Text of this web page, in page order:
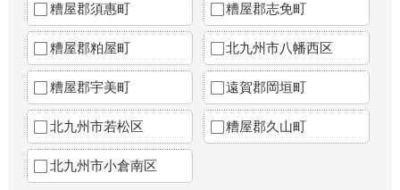
糟屋郡須惠町 糟屋郡志免町
糟屋郡粕屋町 北九州市八幡西区
糟屋郡宇美町 遠賀郡岡垣町
北九州市若松区 糟屋郡久山町
北九州市小倉南区